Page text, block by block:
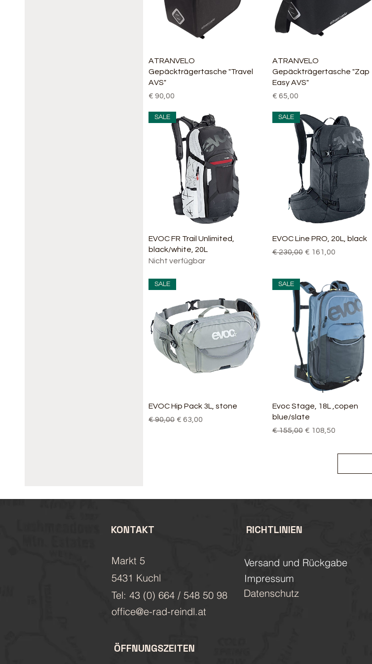
Schnellansicht
ATRANVELO
Gepäckträgertasche "Travel
AVS"
Preis
€ 90,00
Schnellansicht
ATRANVELO
Gepäckträgertasche "Zap
Easy AVS"
Preis
€ 65,00
Schnellansicht
SALE
EVOC FR Trail Unlimited,
black/white, 20L
Nicht verfügbar
Schnellansicht
SALE
EVOC Line PRO, 20L, black
Standardpreis
€ 230,00 Sale-Preis
€ 161,00
Schnellansicht
SALE
EVOC Hip Pack 3L, stone
Standardpreis
€ 90,00 Sale-Preis
€ 63,00
Schnellansicht
SALE
Evoc Stage, 18L ,copen
blue/slate
Standardpreis
€ 155,00 Sale-Preis
€ 108,50
KONTAKT RICHTLINIEN
Markt 5
5431 Kuchl
Tel: 43 (0) 664 / 548 50 98
office@e-rad-reindl.at
Versand und Rückgabe
Impressum
Datenschutz
ÖFFNUNGSZEITEN